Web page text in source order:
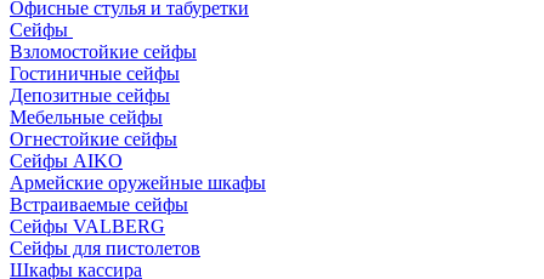
Офисные стулья и табуретки
Сейфы
Взломостойкие сейфы
Гостиничные сейфы
Депозитные сейфы
Мебельные сейфы
Огнестойкие сейфы
Сейфы AIKO
Армейские оружейные шкафы
Встраиваемые сейфы
Сейфы VALBERG
Сейфы для пистолетов
Шкафы кассира